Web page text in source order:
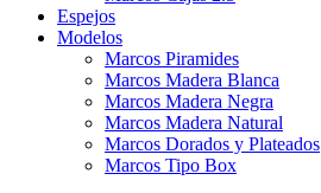
Espejos
Modelos
Marcos Piramides
Marcos Madera Blanca
Marcos Madera Negra
Marcos Madera Natural
Marcos Dorados y Plateados
Marcos Tipo Box